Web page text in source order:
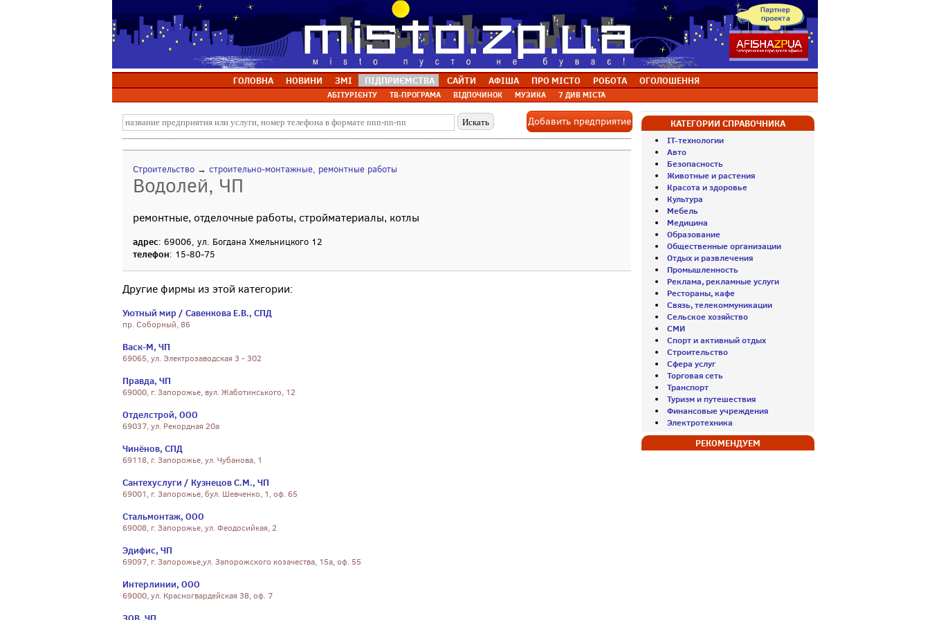
ГОЛОВНА НОВИНИ ЗМІ ПІДПРИЄМСТВА САЙТИ АФІША ПРО МІСТО РОБОТА ОГОЛОШЕННЯ
АБІТУРІЄНТУ ТВ-ПРОГРАМА ВІДПОЧИНОК МУЗИКА 7 ДИВ МІСТА
Добавить предприятие
Строительство → строительно-монтажные, ремонтные работы
Водолей, ЧП
ремонтные, отделочные работы, стройматериалы, котлы
адрес: 69006, ул. Богдана Хмельницкого 12
телефон: 15-80-75
Другие фирмы из этой категории:
Уютный мир / Савенкова Е.В., СПД
пр. Соборный, 86
Васк-М, ЧП
69065, ул. Электрозаводская 3 - 302
Правда, ЧП
69000, г. Запорожье, вул. Жаботинського, 12
Отделстрой, ООО
69037, ул. Рекордная 20а
Чинёнов, СПД
69118, г. Запорожье, ул. Чубанова, 1
Сантехуслуги / Кузнецов С.М., ЧП
69001, г. Запорожье, бул. Шевченко, 1, оф. 65
Стальмонтаж, ООО
69008, г. Запорожье, ул. Феодосийкая, 2
Эдифис, ЧП
69097, г. Запорожье,ул. Запорожского козачества, 15а, оф. 55
Интерлинии, ООО
69000, ул. Красногвардейская 38, оф. 7
КАТЕГОРИИ СПРАВОЧНИКА
IT-технологии
Авто
Безопасность
Животные и растения
Красота и здоровье
Культура
Мебель
Медицина
Образование
Общественные организации
Отдых и развлечения
Промышленность
Реклама, рекламные услуги
Рестораны, кафе
Связь, телекоммуникации
Сельское хозяйство
СМИ
Спорт и активный отдых
Строительство
Сфера услуг
Торговая сеть
Транспорт
Туризм и путешествия
Финансовые учреждения
Электротехника
РЕКОМЕНДУЕМ